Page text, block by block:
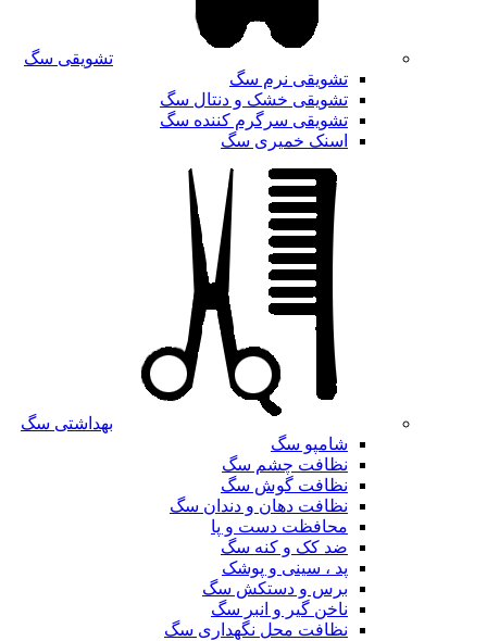
تشویقی سگ
تشویقی نرم سگ
تشویقی خشک و دنتال سگ
تشویقی سرگرم کننده سگ
اسنک خمیری سگ
بهداشتی سگ
شامپو سگ
نظافت چشم سگ
نظافت گوش سگ
نظافت دهان و دندان سگ
محافظت دست و پا
ضد کک و کنه سگ
پد ، سینی و پوشک
برس و دستکش سگ
ناخن گیر و انبر سگ
نظافت محل نگهداری سگ